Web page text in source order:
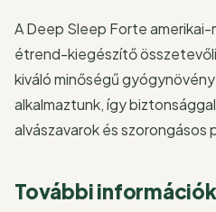
A Deep Sleep Forte
étrend-kiegészítő
kiváló minőségű
alkalmaztunk, így
alvászavarok és szorongásos
További információk